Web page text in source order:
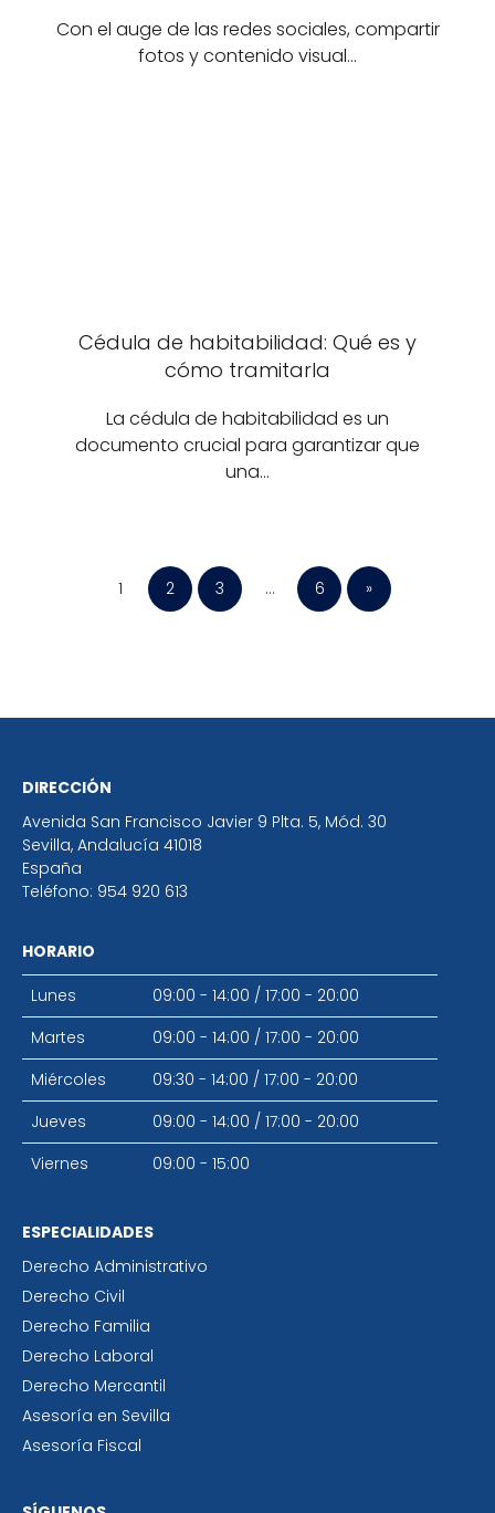
Con el auge de las redes sociales, compartir
fotos y contenido visual…
Cédula de habitabilidad: Qué es y
cómo tramitarla
La cédula de habitabilidad es un
documento crucial para garantizar que
una…
1 2 3 … 6 »
DIRECCIÓN
Avenida San Francisco Javier 9 Plta. 5, Mód. 30
Sevilla, Andalucía 41018
España
Teléfono: 954 920 613
HORARIO
Lunes
09:00 - 14:00 / 17:00 - 20:00
Martes
09:00 - 14:00 / 17:00 - 20:00
Miércoles
09:30 - 14:00 / 17:00 - 20:00
Jueves
09:00 - 14:00 / 17:00 - 20:00
Viernes
09:00 - 15:00
ESPECIALIDADES
Derecho Administrativo
Derecho Civil
Derecho Familia
Derecho Laboral
Derecho Mercantil
Asesoría en Sevilla
Asesoría Fiscal